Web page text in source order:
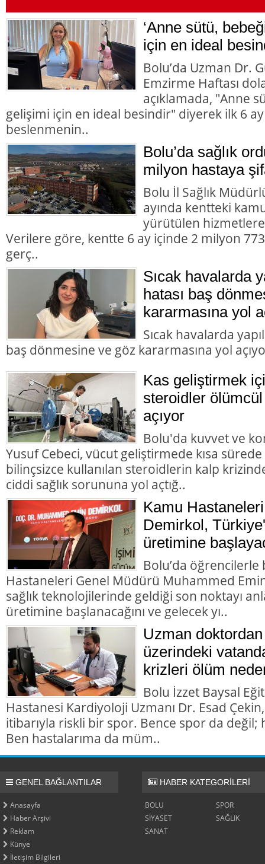
‘Anne sütü,
için en ideal
Bolu’da Uzman Dr.
Emzirme Haftası
açıklamada, "Anne
gelişimi için en ideal besindir" diyerek ilk 6
beslenmenin..
Bolu’da sağlık
milyon hastaya
Bolu İl Sağlık
ayında kentteki
yürütülen
Verilere göre, kentte 6 ay içinde 2 milyon
gerç..
Sıcak havalarda
hatası baş
kararmasına yol
Sıcak havalarda
baş dönmesine ve göz kararmasına yol
Kas geliştirmek
steroidler
açıyor
Bolu'da kuvvet ve
Yusuf Cebeci, vücut geliştirmede kısa
bilinçsizce kullanılan steroidlerin kalp
ciddi sağlık sorununa yol açtığ..
Kamu
Demirkol,
üretimine
Bolu’da
Hastaneleri Genel Müdürü Muhammed
sağlık teknolojilerinde geldiği son noktayı
üretimine başlanacağını ve gelecek yı..
Uzman doktordan
üzerindeki
krizleri ölüm
Bolu İzzet Baysal
Hastanesi Kardiyoloji Uzmanı Dr. Esad
itibarıyla riskli bir spor. Bence spor da değil;
Ben hastalarıma da müm..
GENEL BAĞLANTILAR
Anasayfa
Haber Arşivi
Reklam
Künye
İletişim Bilgileri
HABER KATEGORİLERİ
BOLU
SPOR
SİYASET
SAĞLIK
SANAT